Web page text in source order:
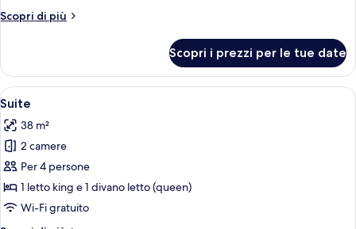
Scopri di più
Altri
Junior
Suite
Scopri i prezzi per le tue date
Apri
tutte
le
foto
per
Suite
Una camera d'albergo con un letto
4
Suite
38 m²
2 camere
Per 4 persone
1 letto king e 1 divano letto (queen)
Wi-Fi gratuito